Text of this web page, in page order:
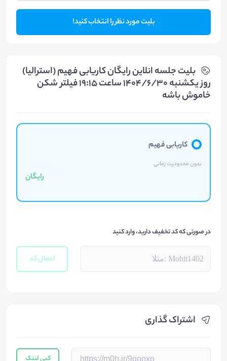
بلیت مورد نظر را انتخاب کنید!
اشتراک گذاری
کپی لینک
بلیت‌ جلسه انلاین رایگان کاریابی فهیم (استرالیا)
روز یکشنبه 1404/6/30 ساعت 19:15 فیلتر شکن
خاموش باشه
کاریابی فهیم
بدون محدودیت زمانی
رایگان
در صورتی که کد تخفیف دارید، وارد کنید
اعمال کد